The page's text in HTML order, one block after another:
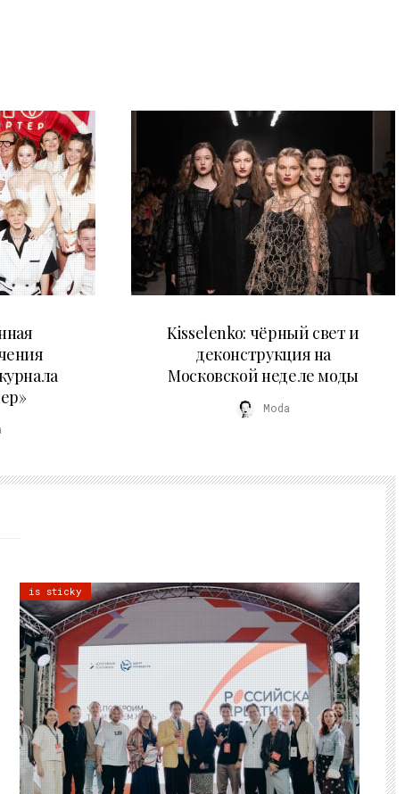
Kisselenko: чёрный свет и
деконструкция на
Московской неделе моды
Moda
is sticky